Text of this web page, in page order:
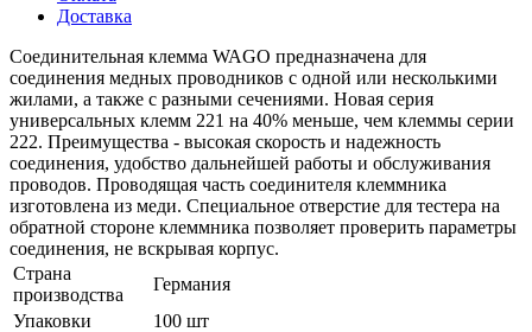
Доставка
Соединительная клемма WAGO предназначена для
соединения медных проводников с одной или несколькими
жилами, а также с разными сечениями. Новая серия
универсальных клемм 221 на 40% меньше, чем клеммы серии
222. Преимущества - высокая скорость и надежность
соединения, удобство дальнейшей работы и обслуживания
проводов. Проводящая часть соединителя клеммника
изготовлена из меди. Специальное отверстие для тестера на
обратной стороне клеммника позволяет проверить параметры
соединения, не вскрывая корпус.
Страна
производства
Германия
Упаковки
100 шт